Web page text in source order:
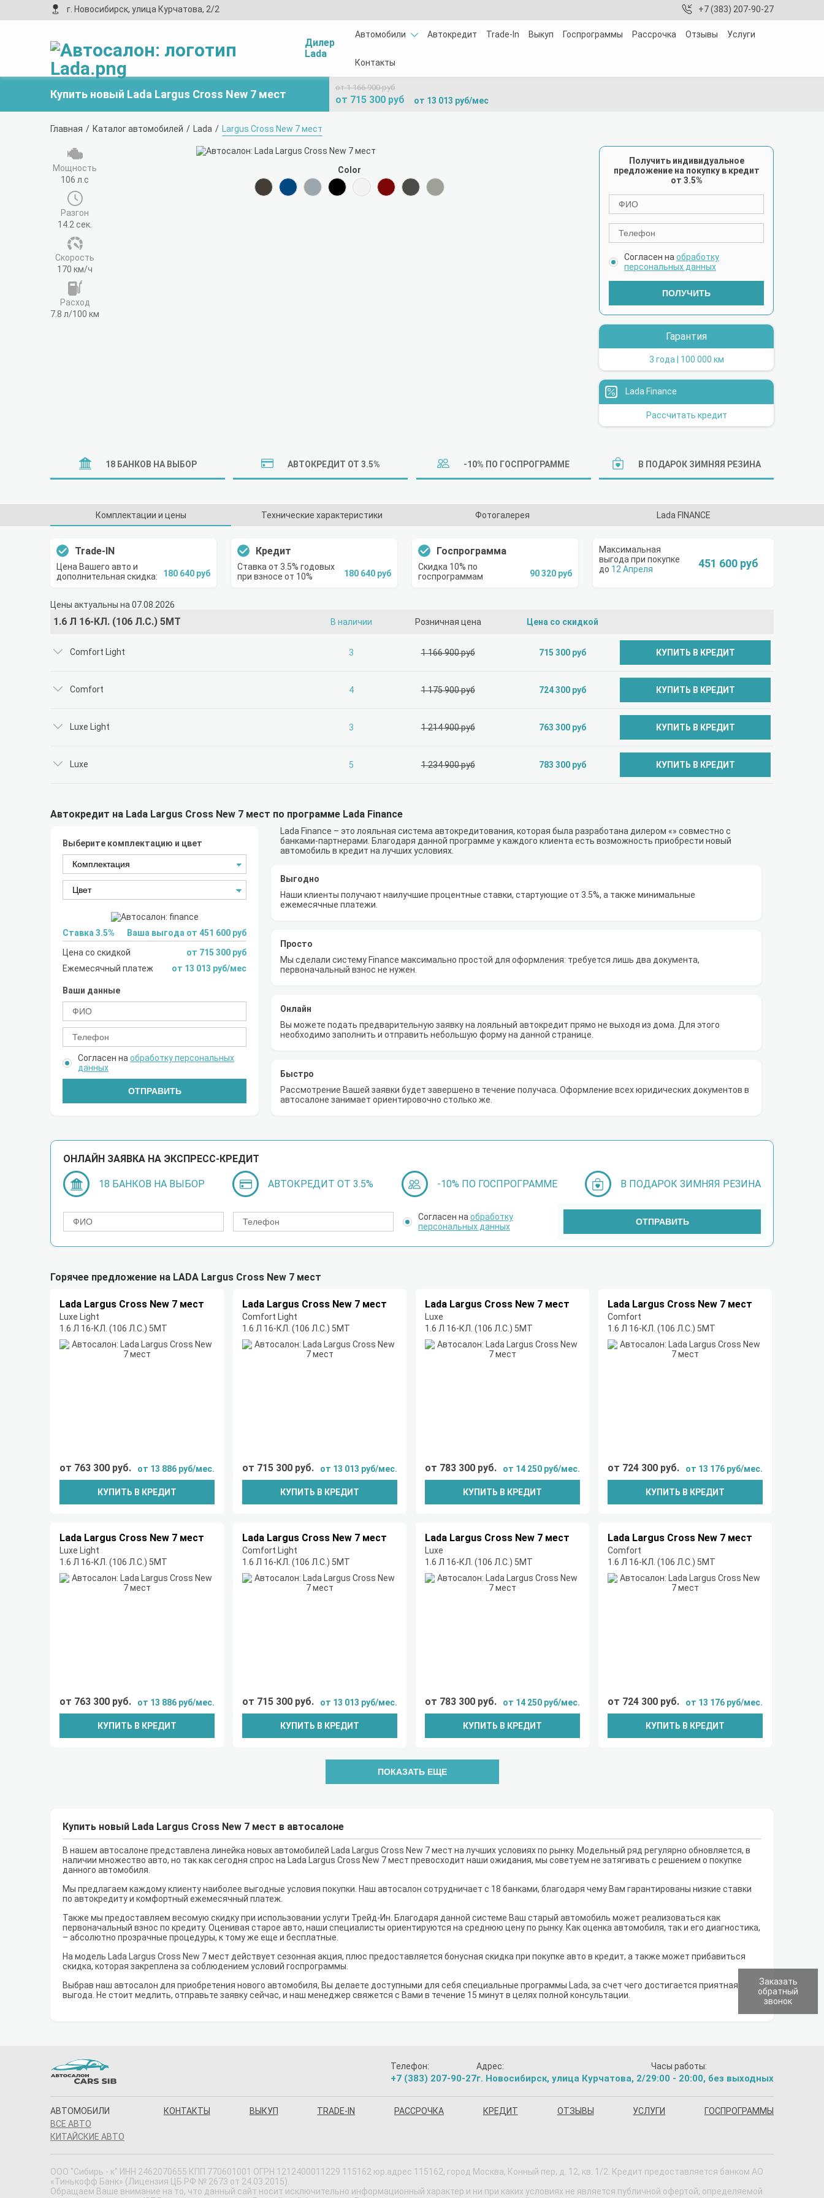
г. Новосибирск, улица Курчатова, 2/2 +7 (383) 207-90-27
Дилер
Lada
Автомобили Автокредит Trade-In Выкуп Госпрограммы Рассрочка Отзывы Услуги
Контакты
Купить новый Lada Largus Cross New 7 мест
от 1 166 900 руб
от 715 300 руб от 13 013 руб/мес
Главная Каталог автомобилей Lada Largus Cross New 7 мест
Мощность
106 л.с
Разгон
14.2 сек.
Cкорость
170 км/ч
Расход
7.8 л/100 км
Color
Получить индивидуальное
предложение на покупку в кредит
от 3.5%
Согласен на обработку
персональных данных
ПОЛУЧИТЬ
Гарантия
3 года | 100 000 км
Lada Finance
Рассчитать кредит
18 БАНКОВ НА ВЫБОР АВТОКРЕДИТ ОТ 3.5% -10% ПО ГОСПРОГРАММЕ В ПОДАРОК ЗИМНЯЯ РЕЗИНА
Комплектации и цены Технические характеристики Фотогалерея Lada FINANCE
Trade-IN
Цена Вашего авто и
дополнительная скидка:
180 640 руб
Кредит
Ставка от 3.5% годовых
при взносе от 10%
180 640 руб
Госпрограмма
Скидка 10% по
госпрограммам
90 320 руб 12 Апреля 451 600 руб
Цены актуальны на 07.08.2026
1.6 Л 16-КЛ. (106 Л.С.) 5МТ В наличии Розничная цена Цена со скидкой
Comfort Light 3 1 166 900 руб 715 300 руб КУПИТЬ В КРЕДИТ
Comfort 4 1 175 900 руб 724 300 руб КУПИТЬ В КРЕДИТ
Luxe Light 3 1 214 900 руб 763 300 руб КУПИТЬ В КРЕДИТ
Luxe 5 1 234 900 руб 783 300 руб КУПИТЬ В КРЕДИТ
Автокредит на Lada Largus Cross New 7 мест по программе Lada Finance
Выберите комплектацию и цвет
Ставка 3.5%
Ваша выгода от 451 600 руб
Цена со скидкой
от 715 300 руб
Ежемесячный платеж
от 13 013 руб/мес
Ваши данные
Согласен на обработку персональных
данных
ОТПРАВИТЬ
Lada Finance – это лояльная система автокредитования, которая была разработана дилером «» совместно с
банками-партнерами. Благодаря данной программе у каждого клиента есть возможность приобрести новый
автомобиль в кредит на лучших условиях.
Выгодно
Наши клиенты получают наилучшие процентные ставки, стартующие от 3.5%, а также минимальные
ежемесячные платежи.
Просто
Мы сделали систему Finance максимально простой для оформления: требуется лишь два документа,
первоначальный взнос не нужен.
Онлайн
Вы можете подать предварительную заявку на лояльный автокредит прямо не выходя из дома. Для этого
необходимо заполнить и отправить небольшую форму на данной странице.
Быстро
Рассмотрение Вашей заявки будет завершено в течение получаса. Оформление всех юридических документов в
автосалоне занимает ориентировочно столько же.
ОНЛАЙН ЗАЯВКА НА ЭКСПРЕСС-КРЕДИТ
18 БАНКОВ НА ВЫБОР АВТОКРЕДИТ ОТ 3.5% -10% ПО ГОСПРОГРАММЕ В ПОДАРОК ЗИМНЯЯ РЕЗИНА
Согласен на обработку
персональных данных
ОТПРАВИТЬ
Горячее предложение на LADA Largus Cross New 7 мест
Lada Largus Cross New 7 мест
Luxe Light
1.6 Л 16-КЛ. (106 Л.С.) 5МТ
от 763 300 руб. от 13 886 руб/мес.
КУПИТЬ В КРЕДИТ
Lada Largus Cross New 7 мест
Comfort Light
1.6 Л 16-КЛ. (106 Л.С.) 5МТ
от 715 300 руб. от 13 013 руб/мес.
КУПИТЬ В КРЕДИТ
Lada Largus Cross New 7 мест
Luxe
1.6 Л 16-КЛ. (106 Л.С.) 5МТ
от 783 300 руб. от 14 250 руб/мес.
КУПИТЬ В КРЕДИТ
Lada Largus Cross New 7 мест
Comfort
1.6 Л 16-КЛ. (106 Л.С.) 5МТ
от 724 300 руб. от 13 176 руб/мес.
КУПИТЬ В КРЕДИТ
Lada Largus Cross New 7 мест
Luxe Light
1.6 Л 16-КЛ. (106 Л.С.) 5МТ
от 763 300 руб. от 13 886 руб/мес.
КУПИТЬ В КРЕДИТ
Lada Largus Cross New 7 мест
Comfort Light
1.6 Л 16-КЛ. (106 Л.С.) 5МТ
от 715 300 руб. от 13 013 руб/мес.
КУПИТЬ В КРЕДИТ
Lada Largus Cross New 7 мест
Luxe
1.6 Л 16-КЛ. (106 Л.С.) 5МТ
от 783 300 руб. от 14 250 руб/мес.
КУПИТЬ В КРЕДИТ
Lada Largus Cross New 7 мест
Comfort
1.6 Л 16-КЛ. (106 Л.С.) 5МТ
от 724 300 руб. от 13 176 руб/мес.
КУПИТЬ В КРЕДИТ
ПОКАЗАТЬ ЕЩЕ
Купить новый Lada Largus Cross New 7 мест в автосалоне
В нашем автосалоне представлена линейка новых автомобилей Lada Largus Cross New 7 мест на лучших условиях по рынку. Модельный ряд регулярно обновляется, в
наличии множество авто, но так как сегодня спрос на Lada Largus Cross New 7 мест превосходит наши ожидания, мы советуем не затягивать с решением о покупке
данного автомобиля.
Мы предлагаем каждому клиенту наиболее выгодные условия покупки. Наш автосалон сотрудничает с 18 банками, благодаря чему Вам гарантированы низкие ставки
по автокредиту и комфортный ежемесячный платеж.
Также мы предоставляем весомую скидку при использовании услуги Трейд-Ин. Благодаря данной системе Ваш старый автомобиль может реализоваться как
первоначальный взнос по кредиту. Оценивая старое авто, наши специалисты ориентируются на среднюю цену по рынку. Как оценка автомобиля, так и его диагностика,
– абсолютно прозрачные процедуры, к тому же еще и бесплатные.
На модель Lada Largus Cross New 7 мест действует сезонная акция, плюс предоставляется бонусная скидка при покупке авто в кредит, а также может прибавиться
скидка, которая закреплена за соблюдением условий госпрограммы.
Выбрав наш автосалон для приобретения нового автомобиля, Вы делаете доступными для себя специальные программы Lada, за счет чего достигается приятная
выгода. Не стоит медлить, отправьте заявку сейчас, и наш менеджер свяжется с Вами в течение 15 минут в целях полной консультации.
Телефон:
+7 (383) 207-90-27
Адрес:
г. Новосибирск, улица Курчатова, 2/2
Часы работы:
9:00 - 20:00, без выходных
АВТОМОБИЛИ
ВСЕ АВТО
КИТАЙСКИЕ АВТО
КОНТАКТЫ ВЫКУП TRADE-IN РАССРОЧКА КРЕДИТ ОТЗЫВЫ УСЛУГИ ГОСПРОГРАММЫ
ООО "Сибирь - к" ИНН 2462070655 КПП 770601001 ОГРН 1212400011229 115162 юр.адрес 115162, город Москва, Конный пер, д. 12, кв. 1/2. Кредит предоставляется банком АО
«Тинькофф Банк» (Лицензия ЦБ РФ № 2673 от 24.03.2015).
Обращаем Ваше внимание на то, что данный сайт носит исключительно информационный характер и ни при каких условиях не является публичной офертой, определяемой
Заказать
обратный
звонок